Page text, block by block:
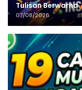
Tulisan‌‌‌‌‌‌‌‌‌‌‌‌‌‌‌‌ Berwarna
07/08/2026